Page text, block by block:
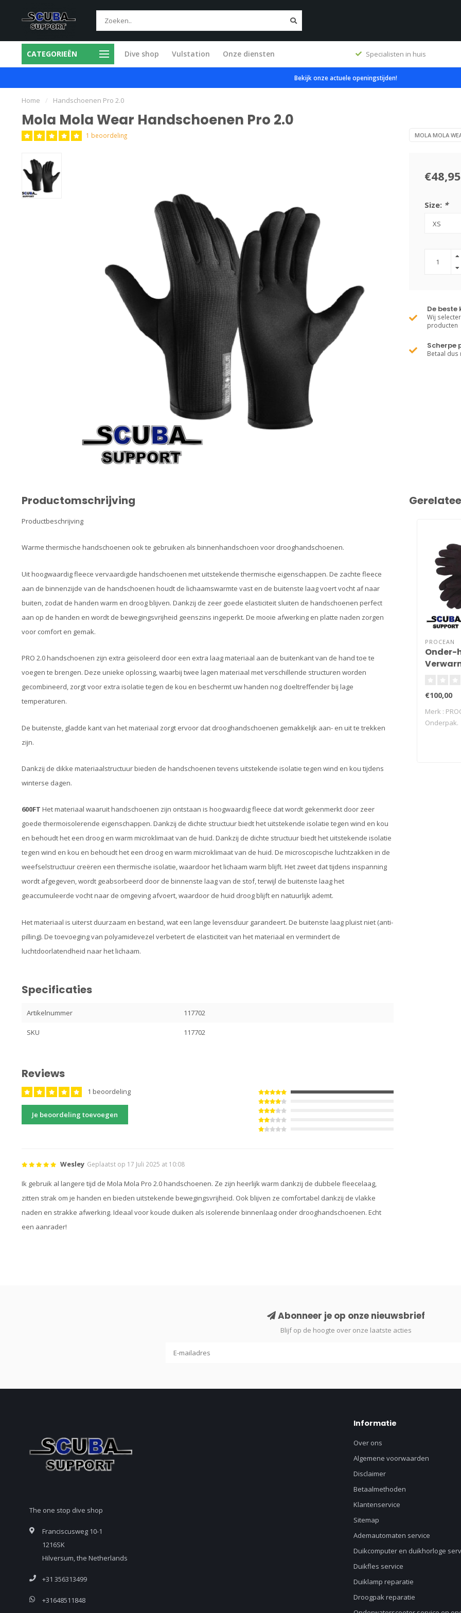
CATEGORIEËN Dive shop Vulstation Onze diensten
in eigen werkplaats Snel en vakkundig Specialisten in huis
Bekijk onze actuele openingstijden!
Home / Handschoenen Pro 2.0
Mola Mola Wear Handschoenen Pro 2.0
1 beoordeling MOLA MOLA
€48,95
Size: *
De beste
Wij
producten
Scherpe
Betaal dus
Productomschrijving
Productbeschrijving
Warme thermische handschoenen ook te gebruiken als binnenhandschoen voor drooghandschoenen.
Uit hoogwaardig fleece vervaardigde handschoenen met uitstekende thermische eigenschappen. De zachte fleece
aan de binnenzijde van de handschoenen houdt de lichaamswarmte vast en de buitenste laag voert vocht af naar
buiten, zodat de handen warm en droog blijven. Dankzij de zeer goede elasticiteit sluiten de handschoenen perfect
aan op de handen en wordt de bewegingsvrijheid geenszins ingeperkt. De mooie afwerking en platte naden zorgen
voor comfort en gemak.
PRO 2.0 handschoenen zijn extra geïsoleerd door een extra laag materiaal aan de buitenkant van de hand toe te
voegen te brengen. Deze unieke oplossing, waarbij twee lagen materiaal met verschillende structuren worden
gecombineerd, zorgt voor extra isolatie tegen de kou en beschermt uw handen nog doeltreffender bij lage
temperaturen.
De buitenste, gladde kant van het materiaal zorgt ervoor dat drooghandschoenen gemakkelijk aan- en uit te trekken
zijn.
Dankzij de dikke materiaalstructuur bieden de handschoenen tevens uitstekende isolatie tegen wind en kou tijdens
winterse dagen.
600FT Het materiaal waaruit handschoenen zijn ontstaan is hoogwaardig fleece dat wordt gekenmerkt door zeer
goede thermoisolerende eigenschappen. Dankzij de dichte structuur biedt het uitstekende isolatie tegen wind en kou
en behoudt het een droog en warm microklimaat van de huid. Dankzij de dichte structuur biedt het uitstekende isolatie
tegen wind en kou en behoudt het een droog en warm microklimaat van de huid. De microscopische luchtzakken in de
weefselstructuur creëren een thermische isolatie, waardoor het lichaam warm blijft. Het zweet dat tijdens inspanning
wordt afgegeven, wordt geabsorbeerd door de binnenste laag van de stof, terwijl de buitenste laag het
geaccumuleerde vocht naar de omgeving afvoert, waardoor de huid droog blijft en natuurlijk ademt.
Het materiaal is uiterst duurzaam en bestand, wat een lange levensduur garandeert. De buitenste laag pluist niet (anti-
pilling). De toevoeging van polyamidevezel verbetert de elasticiteit van het materiaal en vermindert de
luchtdoorlatendheid naar het lichaam.
Specificaties
Artikelnummer 117702
SKU 117702
Reviews
1 beoordeling
Je beoordeling toevoegen
Wesley Geplaatst op 17 Juli 2025 at 10:08
Ik gebruik al langere tijd de Mola Mola Pro 2.0 handschoenen. Ze zijn heerlijk warm dankzij de dubbele fleecelaag,
zitten strak om je handen en bieden uitstekende bewegingsvrijheid. Ook blijven ze comfortabel dankzij de vlakke
naden en strakke afwerking. Ideaal voor koude duiken als isolerende binnenlaag onder drooghandschoenen. Echt
een aanrader!
PROCEAN
Onder-
€100,00
Merk :
Onderpak.
Abonneer je op onze nieuwsbrief
Blijf op de hoogte over onze laatste acties
The one stop dive shop
Franciscusweg 10-1
1216SK
Hilversum, the Netherlands
+31 356313499
+31648511848
Informatie
Over ons
Algemene voorwaarden
Disclaimer
Betaalmethoden
Klantenservice
Sitemap
Ademautomaten service
Duikcomputer en duikhorloge
Duikfles service
Duiklamp reparatie
Droogpak reparatie